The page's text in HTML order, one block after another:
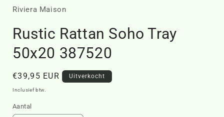
in
Riviera Maison
Rustic Rattan Soho Tray
50x20 387520
Normale
prijs
€39,95 EUR Uitverkocht
Inclusief btw.
Aantal